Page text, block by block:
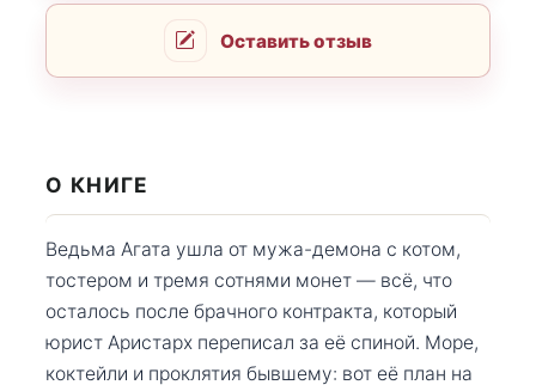
Оставить отзыв
О КНИГЕ
Ведьма Агата ушла от мужа-демона с котом,
тостером и тремя сотнями монет — всё, что
осталось после брачного контракта, который
юрист Аристарх переписал за её спиной. Море,
коктейли и проклятия бывшему: вот её план на